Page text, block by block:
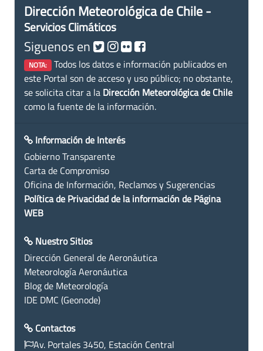
Dirección Meteorológica de Chile -
Servicios Climáticos
Siguenos en
NOTA: Todos los datos e información publicados en
este Portal son de acceso y uso público; no obstante,
se solicita citar a la Dirección Meteorológica de Chile
como la fuente de la información.
Información de Interés
Gobierno Transparente
Carta de Compromiso
Oficina de Información, Reclamos y Sugerencias
Política de Privacidad de la información de Página
WEB
Nuestro Sitios
Dirección General de Aeronáutica
Meteorología Aeronáutica
Blog de Meteorología
IDE DMC (Geonode)
Contactos
Av. Portales 3450, Estación Central